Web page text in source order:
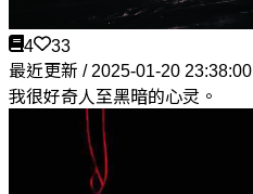
4
33
最近更新 / 2025-01-20 23:38:00
我很好奇人至黑暗的心灵。